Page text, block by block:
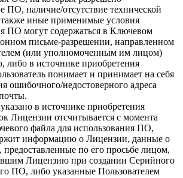
ПО, наличие/отсутствие технической
иные применимые условия
ПО могут содержаться в Ключевом
письме-разрешении, направленном
(или уполномоченным им лицом)
либо в источнике приобретения
понимает и принимает на себя
ошибочного/недостоверного адреса
в источнике приобретения
Лицензии отсчитывается с момента
файла для использования ПО,
информацию о Лицензии, данные о
предоставленные по его просьбе лицом,
Лицензию при создании Серийного
ПО, либо указанные Пользователем